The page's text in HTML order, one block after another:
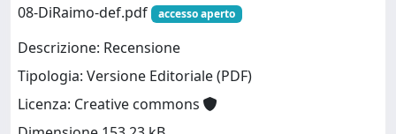
08-DiRaimo-def.pdf
accesso aperto
Descrizione: Recensione
Tipologia: Versione Editoriale (PDF)
Licenza: Creative commons